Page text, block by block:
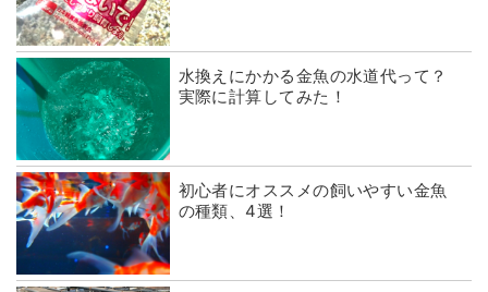
水換えにかかる金魚の水道代って？
実際に計算してみた！
初心者にオススメの飼いやすい金魚
の種類、4選！